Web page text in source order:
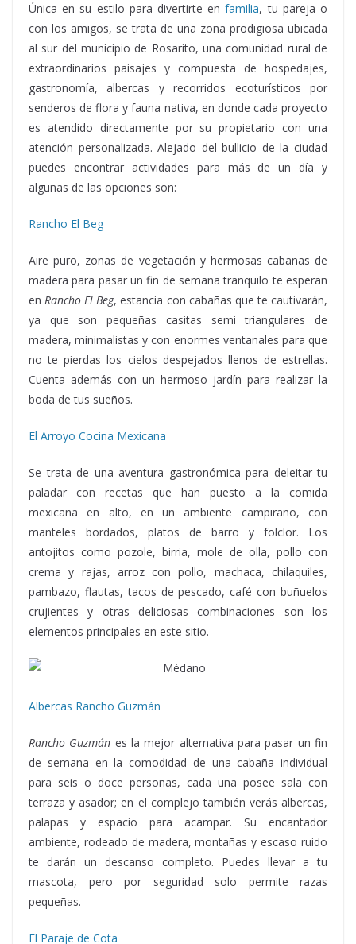
Única en su estilo para divertirte enfamilia, tu pareja o
con los amigos, se trata de una zona prodigiosa ubicada
al sur del municipio de Rosarito, una comunidad rural de
extraordinarios paisajes y compuesta de hospedajes,
gastronomía, albercas y recorridos ecoturísticos por
senderos de flora y fauna nativa, en donde cada proyecto
es atendido directamente por su propietario con una
atención personalizada. Alejado del bullicio de la ciudad
puedes encontrar actividades para más de un día y
algunas de las opciones son:
Rancho El Beg
Aire puro, zonas de vegetación y hermosas cabañas de
madera para pasar un fin de semana tranquilo te esperan
enRancho El Beg, estancia con cabañas que te cautivarán,
ya que son pequeñas casitas semi triangulares de
madera, minimalistas y con enormes ventanales para que
no te pierdas los cielos despejados llenos de estrellas.
Cuenta además con un hermoso jardín para realizar la
boda de tus sueños.
El Arroyo Cocina Mexicana
Se trata de una aventura gastronómica para deleitar tu
paladar con recetas que han puesto a la comida
mexicana en alto, en un ambiente campirano, con
manteles bordados, platos de barro y folclor. Los
antojitos como pozole, birria, mole de olla, pollo con
crema y rajas, arroz con pollo, machaca, chilaquiles,
pambazo, flautas, tacos de pescado, café con buñuelos
crujientes y otras deliciosas combinaciones son los
elementos principales en este sitio.
Albercas Rancho Guzmán
Rancho Guzmán es la mejor alternativa para pasar un fin
de semana en la comodidad de una cabaña individual
para seis o doce personas, cada una posee sala con
terraza y asador; en el complejo también verás albercas,
palapas y espacio para acampar. Su encantador
ambiente, rodeado de madera, montañas y escaso ruido
te darán un descanso completo. Puedes llevar a tu
mascota, pero por seguridad solo permite razas
pequeñas.
El Paraje de Cota